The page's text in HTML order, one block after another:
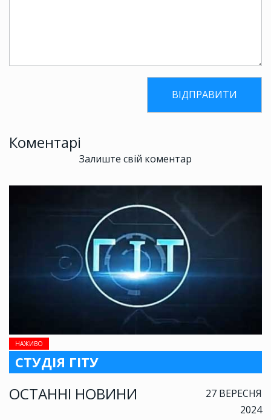
НАЖИВО
СТУДІЯ ГІТУ
ОСТАННІ НОВИНИ
27 ВЕРЕСНЯ
2024
Коментарі
Залиште свій коментар